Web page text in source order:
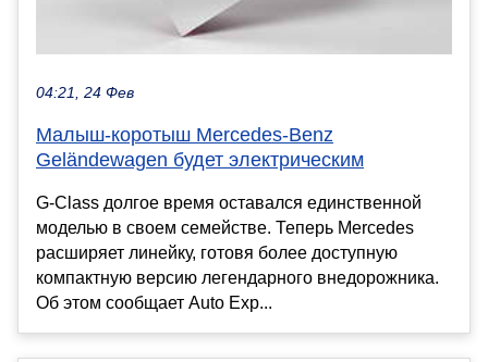
04:21, 24 Фев
Малыш-коротыш Mercedes-Benz
Geländewagen будет электрическим
G-Class долгое время оставался единственной
моделью в своем семействе. Теперь Mercedes
расширяет линейку, готовя более доступную
компактную версию легендарного внедорожника.
Об этом сообщает Auto Exp...